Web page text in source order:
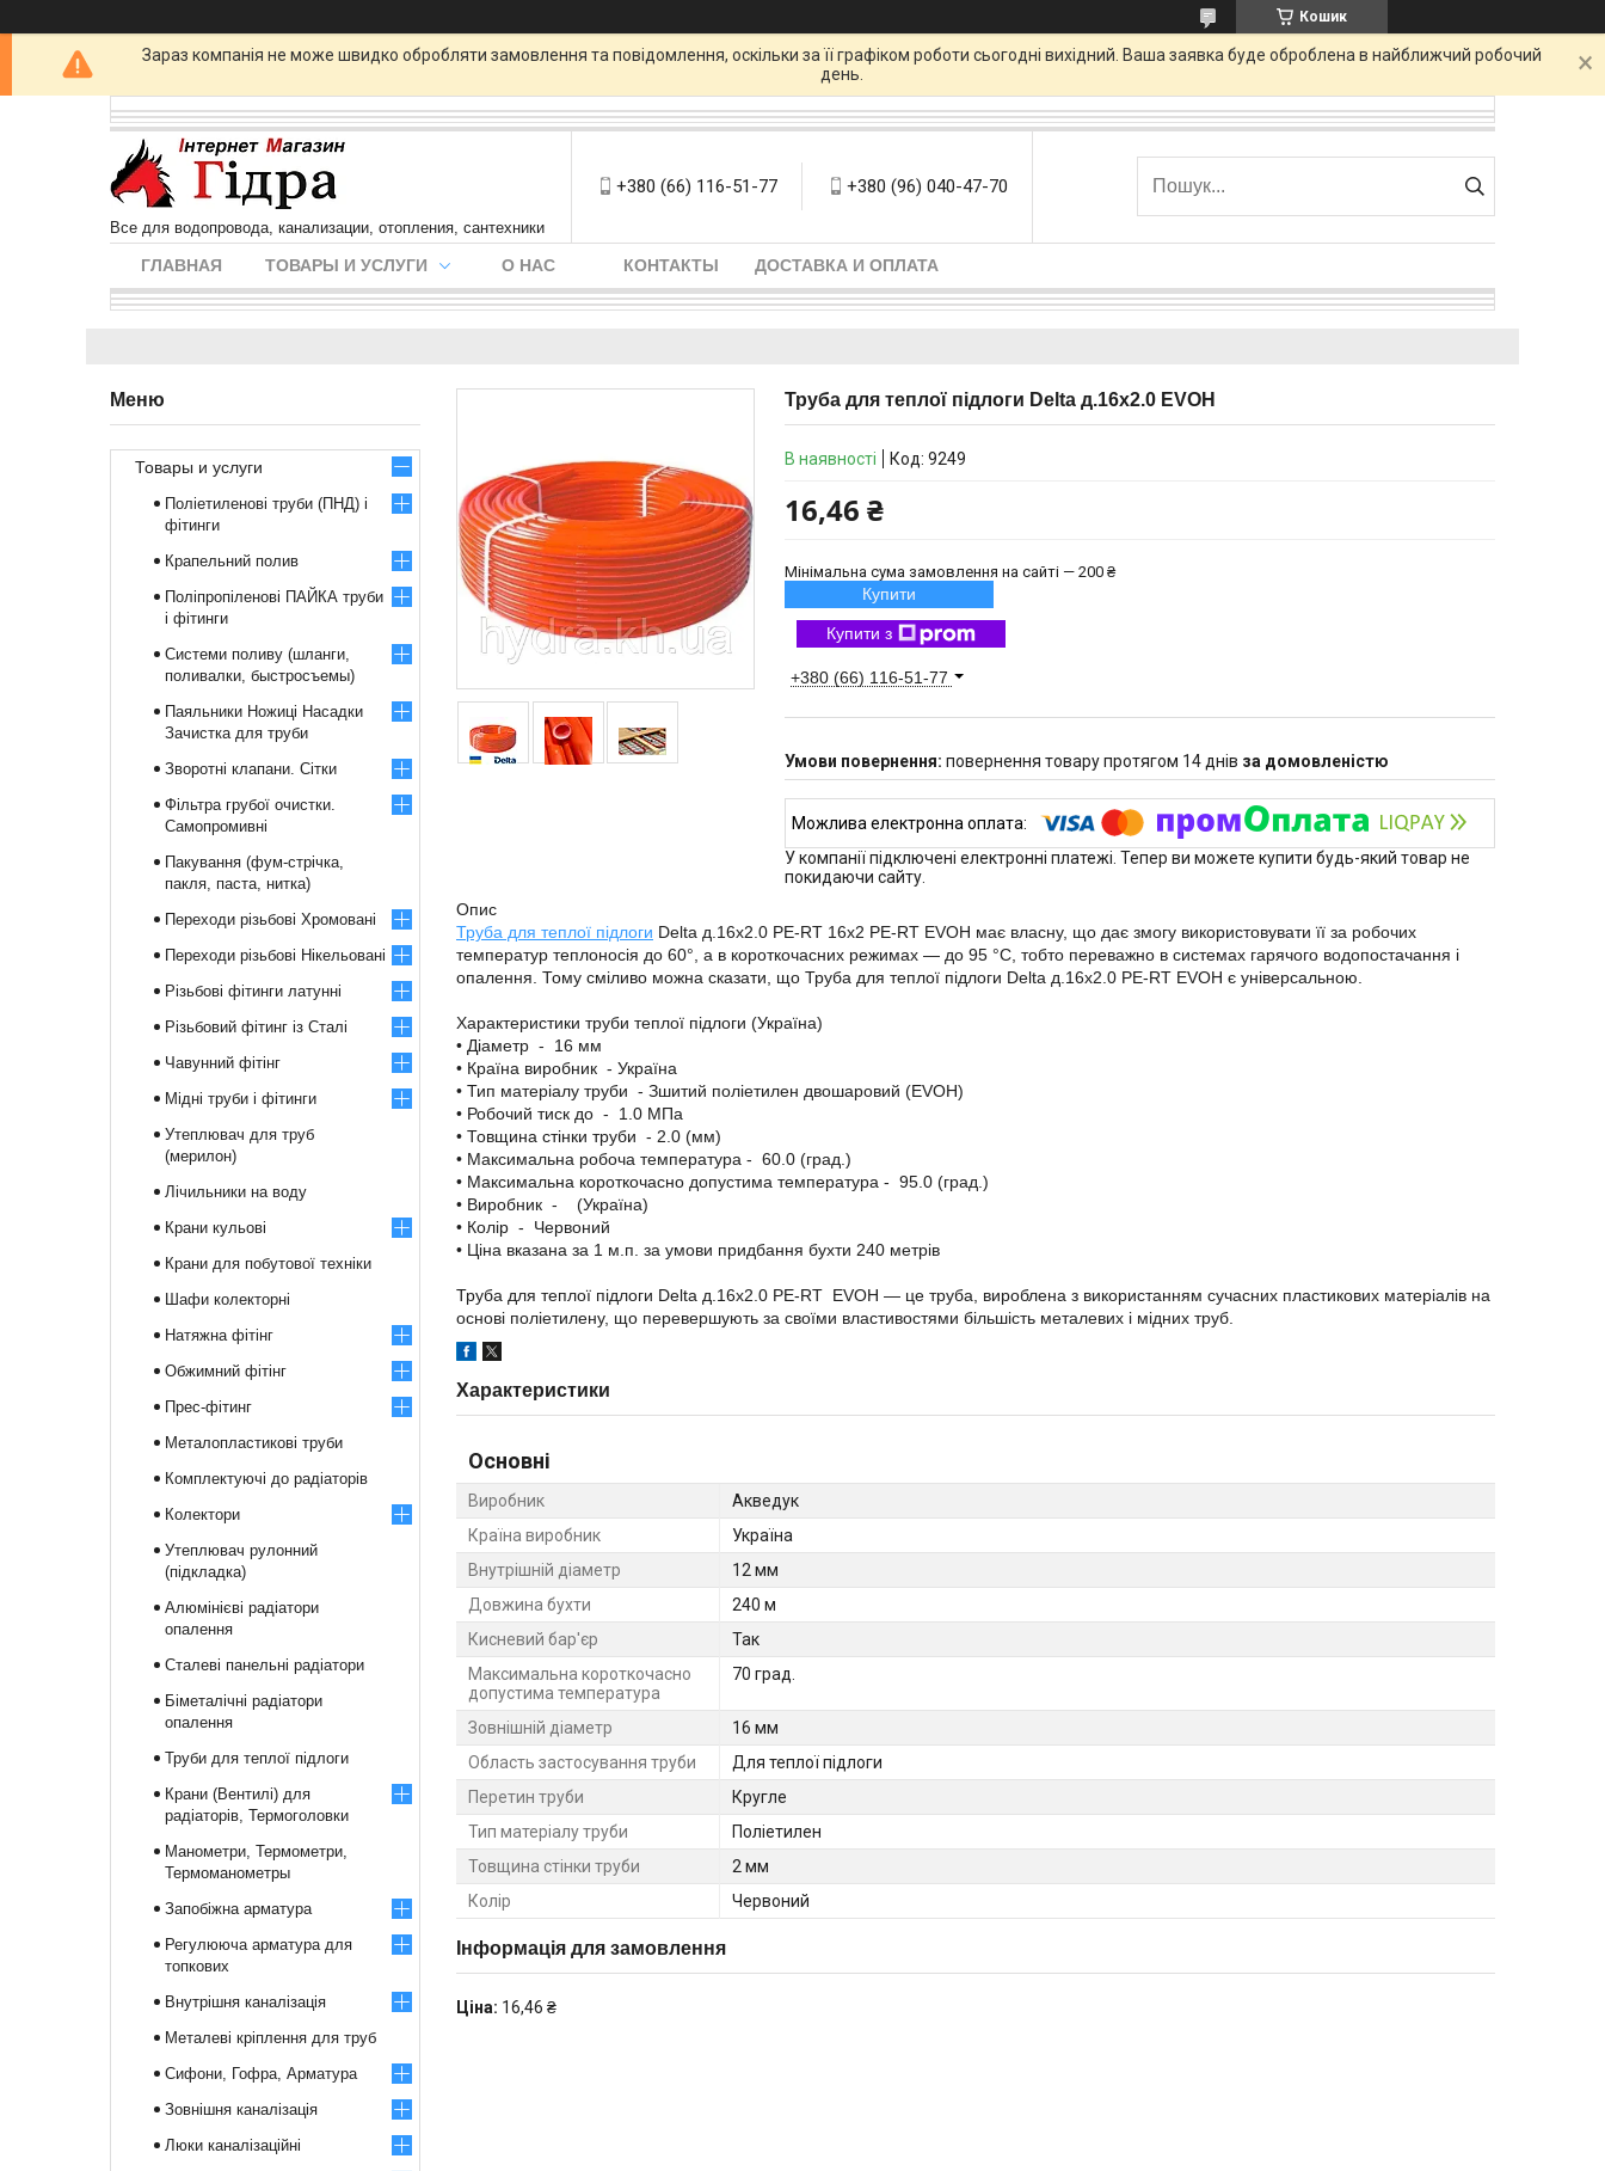
Кошик
Зараз компанія не може швидко обробляти замовлення та повідомлення, оскільки за її графіком роботи сьогодні вихідний. Ваша заявка буде оброблена в найближчий робочий
день.
Все для водопровода, канализации, отопления, сантехники
+380 (66) 116-51-77 +380 (96) 040-47-70
ГЛАВНАЯ ТОВАРЫ И УСЛУГИ О НАС КОНТАКТЫ ДОСТАВКА И ОПЛАТА
Труба для теплої підлоги Delta д.16х2.0 EVOH
В наявності Код: 9249
16,46 ₴
Мінімальна сума замовлення на сайті — 200 ₴
Купити
Купити з
+380 (66) 116-51-77
повернення товару протягом 14 днів за домовленістю
У компанії підключені електронні платежі. Тепер ви можете купити будь-який товар не
покидаючи сайту.
Опис
Труба для теплої підлоги Delta д.16х2.0 PE-RT 16х2 PE-RT EVOH має власну, що дає змогу використовувати її за робочих
температур теплоносія до 60°, а в короткочасних режимах — до 95 °C, тобто переважно в системах гарячого водопостачання і
опалення. Тому сміливо можна сказати, що Труба для теплої підлоги Delta д.16х2.0 PE-RT EVOH є універсальною.
Характеристики труби теплої підлоги (Україна)
• Діаметр - 16 мм
• Країна виробник - Україна
• Тип матеріалу труби - Зшитий поліетилен двошаровий (EVOH)
• Робочий тиск до - 1.0 МПа
• Товщина стінки труби - 2.0 (мм)
• Максимальна робоча температура - 60.0 (град.)
• Максимальна короткочасно допустима температура - 95.0 (град.)
• Виробник - (Україна)
• Колір - Червоний
• Ціна вказана за 1 м.п. за умови придбання бухти 240 метрів
Труба для теплої підлоги Delta д.16х2.0 PE-RT EVOH — це труба, вироблена з використанням сучасних пластикових матеріалів на
основі поліетилену, що перевершують за своїми властивостями більшість металевих і мідних труб.
Характеристики
Основні
Виробник
Акведук
Країна виробник
Україна
Внутрішній діаметр
12 мм
Довжина бухти
240 м
Кисневий бар'єр
Так
Максимальна короткочасно
допустима температура
70 град.
Зовнішній діаметр
16 мм
Область застосування труби
Для теплої підлоги
Перетин труби
Кругле
Тип матеріалу труби
Поліетилен
Товщина стінки труби
2 мм
Колір
Червоний
Інформація для замовлення
Ціна: 16,46 ₴
Товары и услуги
Поліетиленові труби (ПНД) і
фітинги
Крапельний полив
Поліпропіленові ПАЙКА труби
і фітинги
Системи поливу (шланги,
поливалки, быстросъемы)
Паяльники Ножиці Насадки
Зачистка для труби
Зворотні клапани. Сітки
Фільтра грубої очистки.
Самопромивні
Пакування (фум-стрічка,
пакля, паста, нитка)
Переходи різьбові Хромовані
Переходи різьбові Нікельовані
Різьбові фітинги латунні
Різьбовий фітинг із Сталі
Чавунний фітінг
Мідні труби і фітинги
Утеплювач для труб
(мерилон)
Лічильники на воду
Крани кульові
Крани для побутової техніки
Шафи колекторні
Натяжна фітінг
Обжимний фітінг
Прес-фітинг
Металопластикові труби
Комплектуючі до радіаторів
Колектори
Утеплювач рулонний
(підкладка)
Алюмінієві радіатори
опалення
Сталеві панельні радіатори
Біметалічні радіатори
опалення
Труби для теплої підлоги
Крани (Вентилі) для
радіаторів, Термоголовки
Манометри, Термометри,
Термоманометры
Запобіжна арматура
Регулююча арматура для
топкових
Внутрішня каналізація
Металеві кріплення для труб
Сифони, Гофра, Арматура
Зовнішня каналізація
Люки каналізаційні